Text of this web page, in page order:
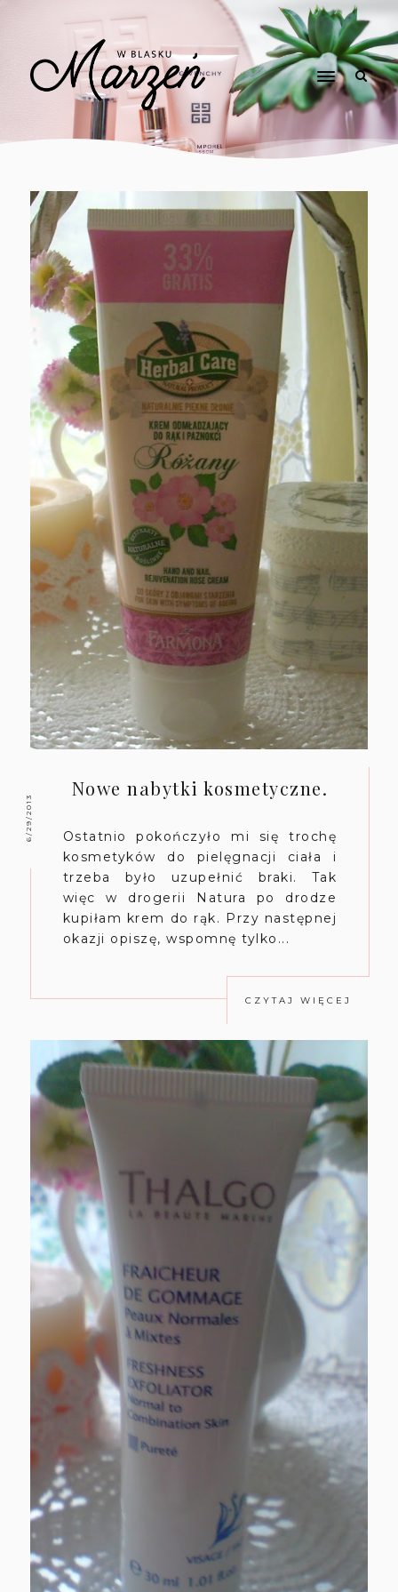
6/29/2013
Nowe nabytki kosmetyczne.
Ostatnio pokończyło mi się trochę
kosmetyków do pielęgnacji ciała i
trzeba było uzupełnić braki. Tak
więc w drogerii Natura po drodze
kupiłam krem do rąk. Przy następnej
okazji opiszę, wspomnę tylko...
CZYTAJ WIĘCEJ